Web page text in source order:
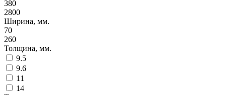
380
2800
Ширина, мм.
70
260
Толщина, мм.
9.5
9.6
11
14